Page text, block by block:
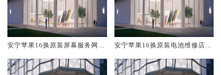
安宁苹果16换原装屏幕服务网点
安宁苹果16换原装电池维修店大